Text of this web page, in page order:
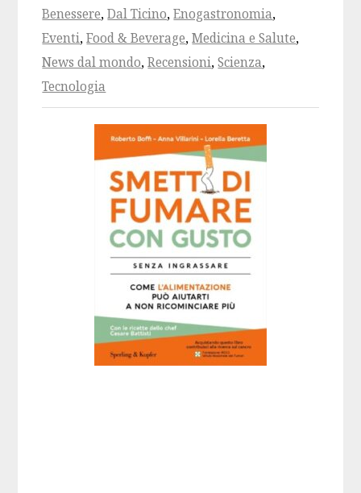
Benessere,Dal Ticino,Enogastronomia,
Eventi,Food & Beverage,Medicina e Salute,
News dal mondo,Recensioni,Scienza,
Tecnologia